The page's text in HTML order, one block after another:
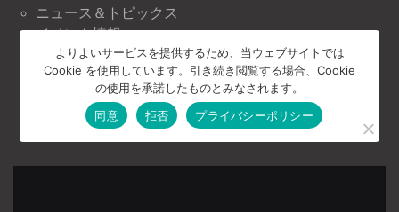
ニュース＆トピックス
イベント情報
《豊泉工務店について》
お問い合わせ
プライバシーポリシー
よりよいサービスを提供するため、当ウェブサイトでは
Cookie を使用しています。引き続き閲覧する場合、Cookie
の使用を承諾したものとみなされます。
同意
拒否 プライバシーポリシー